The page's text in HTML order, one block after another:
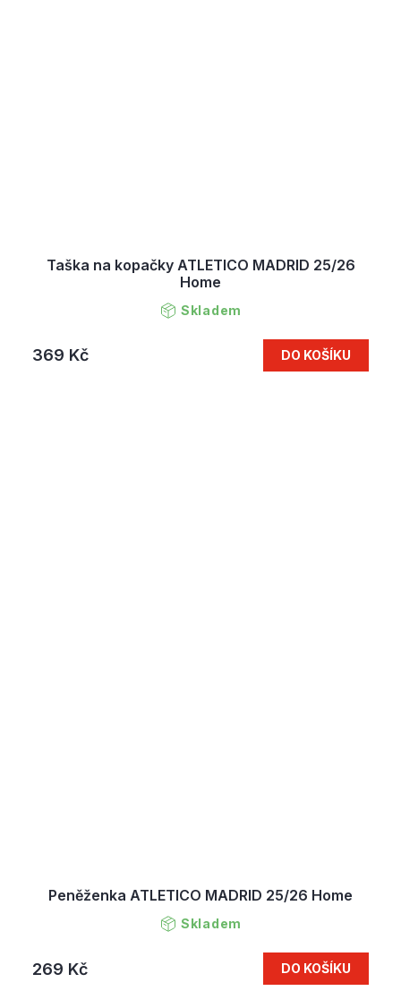
Taška na kopačky ATLETICO MADRID 25/26
Home
Skladem
369 Kč DO KOŠÍKU
Peněženka ATLETICO MADRID 25/26 Home
Skladem
269 Kč DO KOŠÍKU